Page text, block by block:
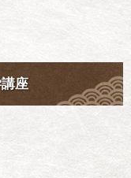
座